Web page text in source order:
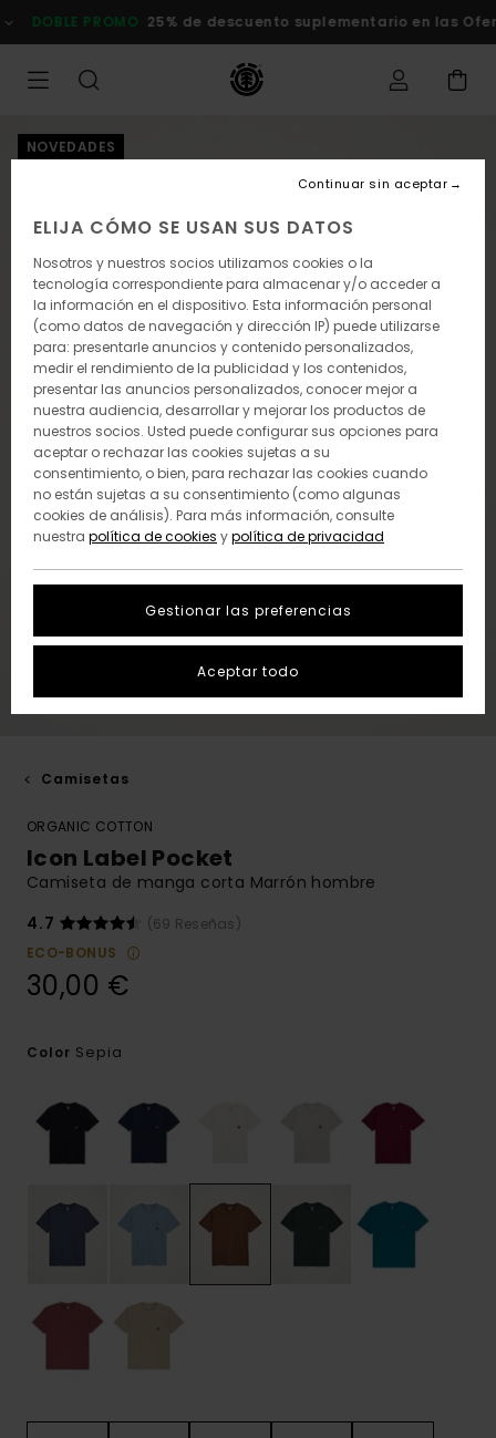
a
la
PROMO 25% de descuento suplementario en las Ofertas
NOVEDADES
Camisetas
ORGANIC COTTON
Icon Label Pocket
Camiseta de manga corta Marrón hombre
4.7
(69 Reseñas)
ECO-BONUS
30,00 €
Color Sepia
ELIJA CÓMO SE USAN SUS DATOS
Nosotros y nuestros socios utilizamos cookies o la
tecnología correspondiente para almacenar y/o acceder a
la información en el dispositivo. Esta información personal
(como datos de navegación y dirección IP) puede utilizarse
para: presentarle anuncios y contenido personalizados,
medir el rendimiento de la publicidad y los contenidos,
presentar las anuncios personalizados, conocer mejor a
nuestra audiencia, desarrollar y mejorar los productos de
nuestros socios. Usted puede configurar sus opciones para
aceptar o rechazar las cookies sujetas a su
consentimiento, o bien, para rechazar las cookies cuando
no están sujetas a su consentimiento (como algunas
cookies de análisis). Para más información, consulte
nuestra política de cookies ypolítica de privacidad
Gestionar las preferencias
Continuar sin aceptar
Aceptar todo